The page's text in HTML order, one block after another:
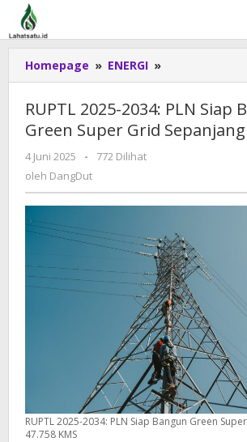
Lewati
konten
Homepage » ENERGI »
2025-
PLN
Siap
47.758
KMS
RUPTL 2025-2034: PLN Siap
Green Super Grid Sepanjang
4 Juni 2025
oleh
DangDut
-
772 Dilihat
oleh DangDut
RUPTL 2025-2034: PLN Siap Bangun Green
47.758 KMS